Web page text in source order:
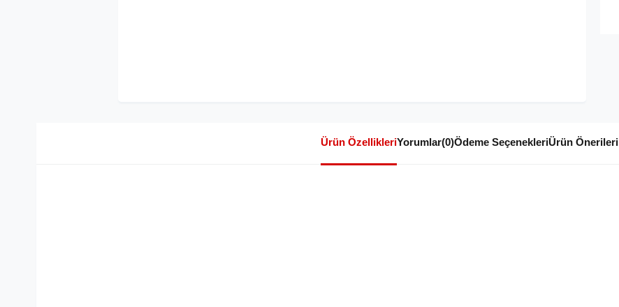
Ürün ÖzellikleriYorumlar(0)Ödeme SeçenekleriÜrün Önerileri